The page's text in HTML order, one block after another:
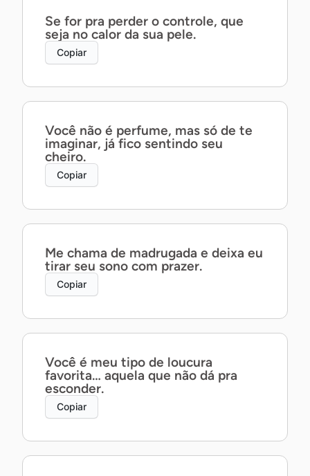
Se for pra perder o controle, que
seja no calor da sua pele.
Copiar
Você não é perfume, mas só de te
imaginar, já fico sentindo seu
cheiro.
Copiar
Me chama de madrugada e deixa eu
tirar seu sono com prazer.
Copiar
Você é meu tipo de loucura
favorita… aquela que não dá pra
esconder.
Copiar